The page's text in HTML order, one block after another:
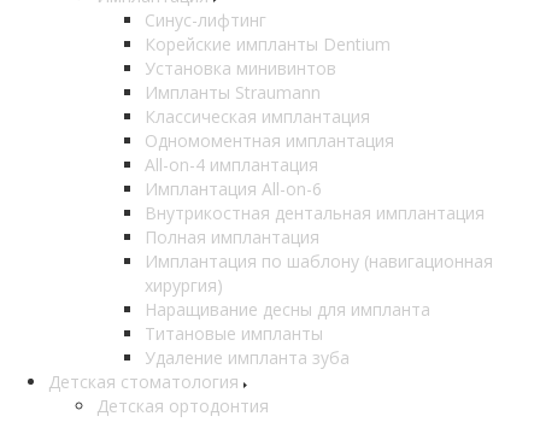
Синус-лифтинг
Корейские импланты Dentium
Установка минивинтов
Импланты Straumann
Классическая имплантация
Одномоментная имплантация
All-on-4 имплантация
Имплантация All-on-6
Внутрикостная дентальная имплантация
Полная имплантация
Имплантация по шаблону (навигационная
хирургия)
Наращивание десны для импланта
Титановые импланты
Удаление импланта зуба
Детская стоматология
Детская ортодонтия